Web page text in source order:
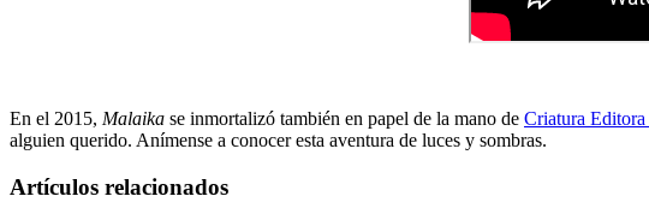
En el 2015, Malaika se inmortalizó también en papel de la mano de Criatura Editora
alguien querido. Anímense a conocer esta aventura de luces y sombras.
Artículos relacionados